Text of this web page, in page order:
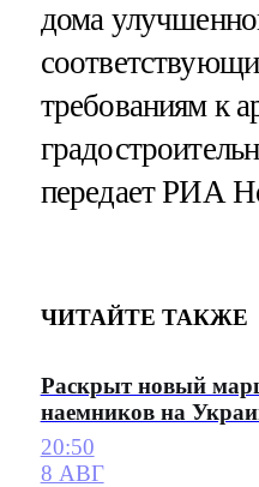
дома
требованиям к
передает РИА
ЧИТАЙТЕ ТАКЖЕ
Раскрыт новый
наемников на
20:50
8 АВГ